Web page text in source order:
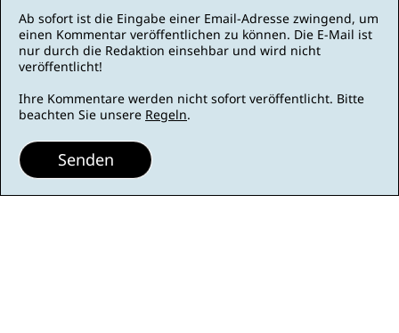
Ab sofort ist die Eingabe einer Email-Adresse zwingend, um
einen Kommentar veröffentlichen zu können. Die E-Mail ist
nur durch die Redaktion einsehbar und wird nicht
veröffentlicht!
Ihre Kommentare werden nicht sofort veröffentlicht. Bitte
beachten Sie unsere Regeln.
Senden